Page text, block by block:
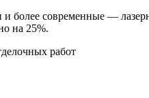
более современные —
на 25%.